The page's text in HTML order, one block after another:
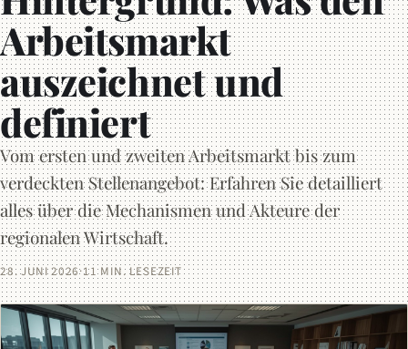
Arbeitsmarkt
auszeichnet und
definiert
Vom ersten und zweiten Arbeitsmarkt bis zum
verdeckten Stellenangebot: Erfahren Sie detailliert
alles über die Mechanismen und Akteure der
regionalen Wirtschaft.
28. JUNI 2026·11 MIN. LESEZEIT